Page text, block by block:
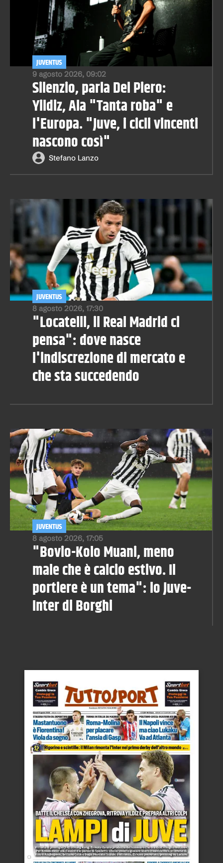
9 agosto 2026, 09:02
JUVENTUS
Silenzio, parla Del Piero:
Yildiz, Ala "Tanta roba" e
l'Europa. "Juve, i cicli vincenti
nascono così"
Stefano Lanzo
8 agosto 2026, 17:30
JUVENTUS
"Locatelli, il Real Madrid ci
pensa": dove nasce
l'indiscrezione di mercato e
che sta succedendo
8 agosto 2026, 17:05
JUVENTUS
"Bovio-Kolo Muani, meno
male che è calcio estivo. Il
portiere è un tema": lo Juve-
Inter di Borghi